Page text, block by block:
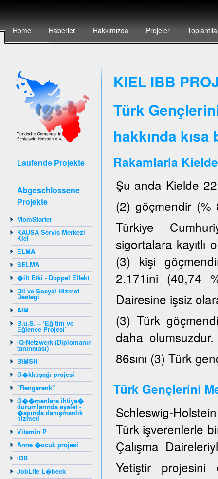
Home Haberler Hakkımızda Projeler
Laufende Projekte
Abgeschlossene
Projekte
MomStarter
KAUSA Servis Merkezi
Kiel
ELMA
SELMA
�ift Etki - Doppel Effekt
Dil ve Sosyal Hizmet
Desteği
AIM
B.u.S. – ‘Eğitim ve
Eğlence Projesi’
IQ-Netzwerk (Diplomanın
tanınması)
BIMSH
G�kkuşağı projesi
"Rengarenk"
G��menlere ihtiya�
durumlarında eyalet -
�apında danışmanlık
hizmeti
Vitamin P
Anne �ocuk projesi
IBB
JobLife L�beck
KIEL IBB
Türk
hakkında
Rakamlarla
Şu anda Kielde
(2) göçmendir (%
Türkiye
sigortalara
(3) kişi
2.171ini (40,74
Dairesine işsiz
(3) Türk
daha
86sını (3) Türk
Türk Gençlerini
Schleswig-
Türk işverenlerle
Çalışma
Yetiştir